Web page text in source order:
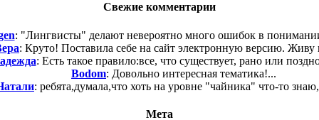
Свежие комментарии
: "Лингвисты" делают невероятно много ошибок в
: Круто! Поставила себе на сайт электронную версию. Живу
: Есть такое правило:все, что существует, рано или
Bodom: Довольно интересная тематика!...
: ребята,думала,что хоть на уровне "чайника" что-то
Мета